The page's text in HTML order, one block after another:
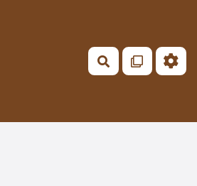
Rechercher